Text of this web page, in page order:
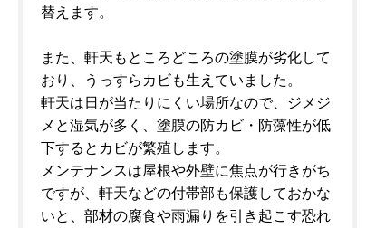
替えます。
また、軒天もところどころの塗膜が劣化して
おり、うっすらカビも生えていました。
軒天は日が当たりにくい場所なので、ジメジ
メと湿気が多く、塗膜の防カビ・防藻性が低
下するとカビが繁殖します。
メンテナンスは屋根や外壁に焦点が行きがち
ですが、軒天などの付帯部も保護しておかな
いと、部材の腐食や雨漏りを引き起こす恐れ